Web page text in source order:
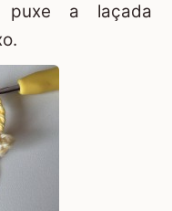
a laçada